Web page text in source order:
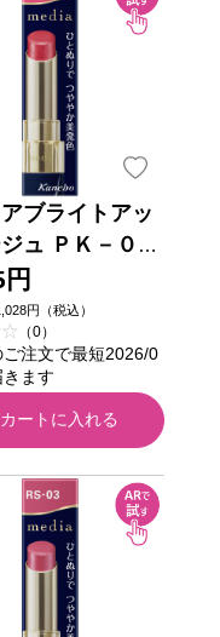
ブライトアッ
ュ ＰＫ－０１
化粧品
円（税込）
（0）
注文で最短2026/0
ます
カートに入れる